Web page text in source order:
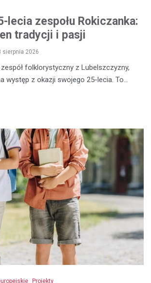
lecia zespołu Rokiczanka:
tradycji i pasji
sierpnia 2026
folklorystyczny z Lubelszczyzny,
występ z okazji swojego 25-lecia. To…
Projekty